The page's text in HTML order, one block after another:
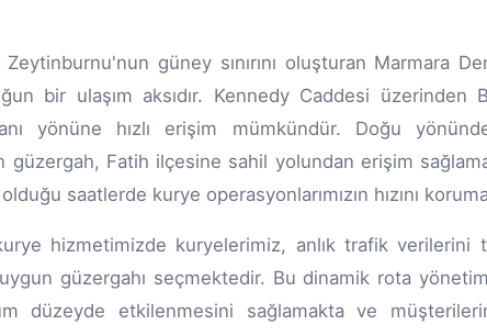
güney sınırını oluşturan Marmara
bir ulaşım aksıdır. Kennedy Caddesi üzerinden
yönüne hızlı erişim mümkündür. Doğu
güzergah, Fatih ilçesine sahil yolundan erişim
saatlerde kurye operasyonlarımızın hızını
hizmetimizde kuryelerimiz, anlık trafik
güzergahı seçmektedir. Bu dinamik rota
düzeyde etkilenmesini sağlamakta ve